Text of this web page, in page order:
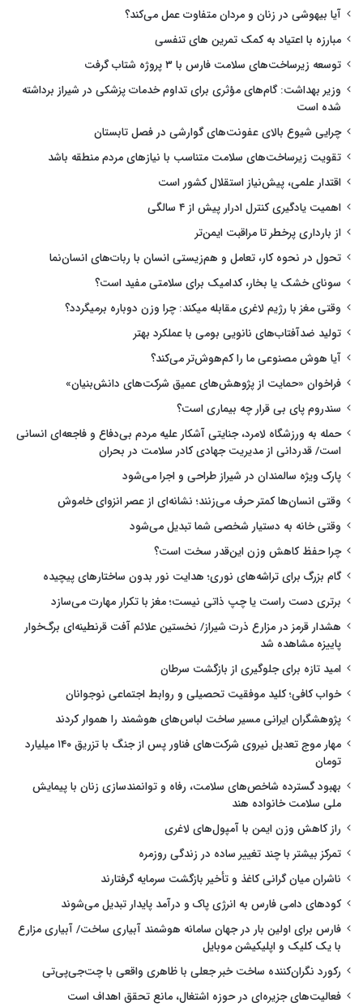
آیا بیهوشی در زنان و مردان متفاوت عمل می‌کند؟
مبارزه با اعتیاد به کمک تمرین های تنفسی
توسعه زیرساخت‌های سلامت فارس با ۳ پروژه شتاب گرفت
وزیر بهداشت: گام‌های مؤثری برای تداوم خدمات پزشکی در شیراز برداشته
شده است
چرایی شیوع بالای عفونت‌های گوارشی در فصل تابستان
تقویت زیرساخت‌های سلامت متناسب با نیازهای مردم منطقه باشد
اقتدار علمی، پیش‌نیاز استقلال کشور است
اهمیت یادگیری کنترل ادرار پیش از ۴ سالگی
از بارداری پرخطر تا مراقبت ایمن‌تر
تحول در نحوه کار، تعامل و هم‌زیستی انسان با ربات‌های انسان‌نما
سونای خشک یا بخار، کدامیک برای سلامتی مفید است؟
وقتی مغز با رژیم لاغری مقابله میکند: چرا وزن دوباره برمیگردد؟
تولید ضدآفتاب‌های نانویی بومی با عملکرد بهتر
آیا هوش مصنوعی ما را کم‌هوش‌تر می‌کند؟
فراخوان «حمایت از پژوهش‌های عمیق شرکت‌های دانش‌بنیان»
سندروم پای بی قرار چه بیماری است؟
حمله به ورزشگاه لامرد، جنایتی آشکار علیه مردم بی‌دفاع و فاجعه‌ای انسانی
است/ قدردانی از مدیریت جهادی کادر سلامت در بحران
پارک ویژه سالمندان در شیراز طراحی و اجرا می‌شود
وقتی انسان‌ها کمتر حرف می‌زنند؛ نشانه‌ای از عصر انزوای خاموش
وقتی خانه به دستیار شخصی شما تبدیل می‌شود
چرا حفظ کاهش وزن این‌قدر سخت است؟
گام بزرگ برای تراشه‌های نوری؛ هدایت نور بدون ساختارهای پیچیده
برتری دست راست یا چپ ذاتی نیست؛ مغز با تکرار مهارت می‌سازد
هشدار قرمز در مزارع ذرت شیراز/ نخستین علائم آفت قرنطینه‌ای برگ‌خوار
پاییزه مشاهده شد
امید تازه برای جلوگیری از بازگشت سرطان
خواب کافی؛ کلید موفقیت تحصیلی و روابط اجتماعی نوجوانان
پژوهشگران ایرانی مسیر ساخت لباس‌های هوشمند را هموار کردند
مهار موج تعدیل نیروی شرکت‌های فناور پس از جنگ با تزریق ۱۴۰ میلیارد
تومان
بهبود گسترده شاخص‌های سلامت، رفاه و توانمندسازی زنان با پیمایش
ملی سلامت خانواده هند
راز کاهش وزن ایمن با آمپول‌های لاغری
تمرکز بیشتر با چند تغییر ساده در زندگی روزمره
ناشران میان گرانی کاغذ و تأخیر بازگشت سرمایه گرفتارند
کودهای دامی فارس به انرژی پاک و درآمد پایدار تبدیل می‌شوند
فارس برای اولین بار در جهان سامانه هوشمند آبیاری ساخت/ آبیاری مزارع
با یک کلیک و اپلیکیشن موبایل
رکورد نگران‌کننده ساخت خبر جعلی با ظاهری واقعی با چت‌جی‌پی‌تی
فعالیت‌های جزیره‌ای در حوزه اشتغال، مانع تحقق اهداف است